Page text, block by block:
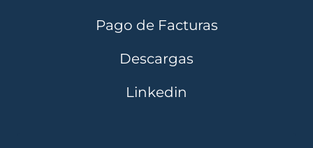
Pago de Facturas
Descargas
Linkedin